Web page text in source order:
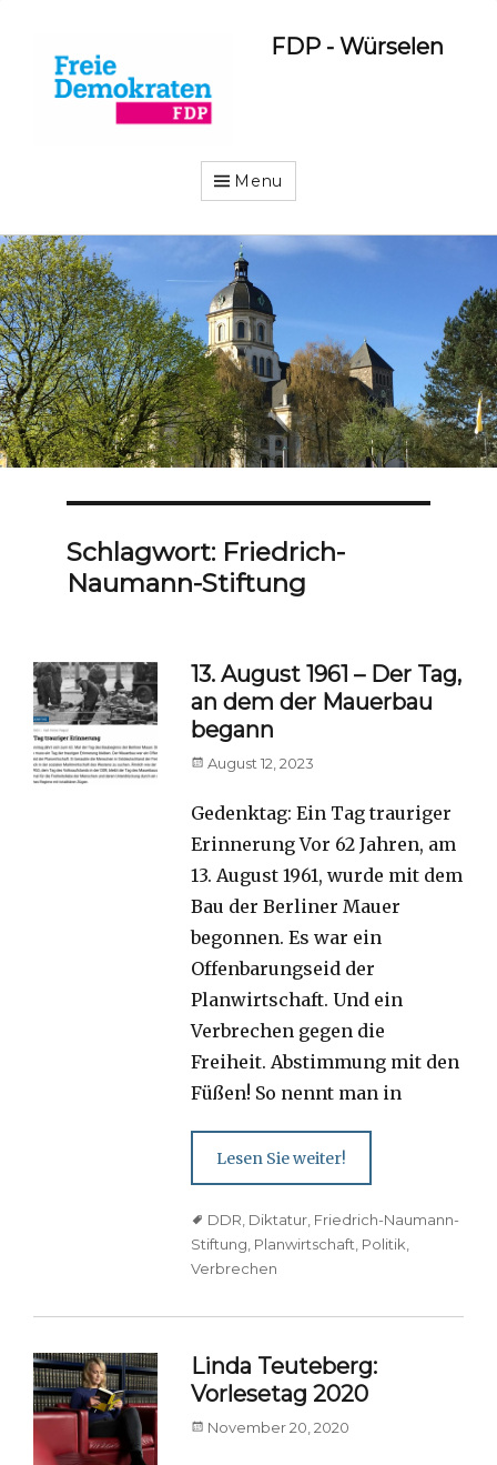
FDP - Würselen
Menu
Schlagwort: Friedrich-
Naumann-Stiftung
13. August 1961 – Der Tag,
an dem der Mauerbau
begann
Posted
August 12, 2023
Gedenktag: Ein Tag trauriger
Erinnerung Vor 62 Jahren, am
13. August 1961, wurde mit dem
Bau der Berliner Mauer
begonnen. Es war ein
Offenbarungseid der
Planwirtschaft. Und ein
Verbrechen gegen die
Freiheit. Abstimmung mit den
Füßen! So nennt man in
Lesen Sie weiter!
TagsDDR Diktatur Friedrich-Naumann-
Stiftung Planwirtschaft Politik
Verbrechen
Linda Teuteberg:
Vorlesetag 2020
Posted
November 20, 2020